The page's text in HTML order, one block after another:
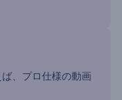
、プロ仕様の動画